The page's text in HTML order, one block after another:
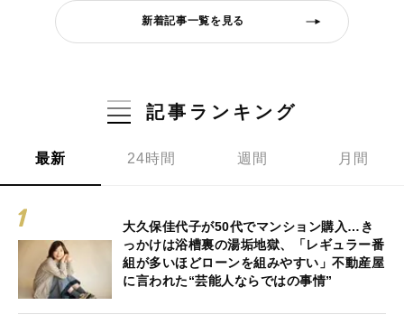
新着記事一覧を見る
記事ランキング
最新 24時間 週間 月間
大久保佳代子が50代でマンション購入…き
っかけは浴槽裏の湯垢地獄、「レギュラー番
組が多いほどローンを組みやすい」不動産屋
に言われた“芸能人ならではの事情”